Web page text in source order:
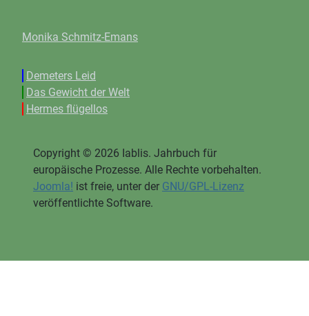
Monika Schmitz-Emans
Demeters Leid
Das Gewicht der Welt
Hermes flügellos
Copyright © 2026 Iablis. Jahrbuch für
europäische Prozesse. Alle Rechte vorbehalten.
Joomla! ist freie, unter der GNU/GPL-Lizenz
veröffentlichte Software.